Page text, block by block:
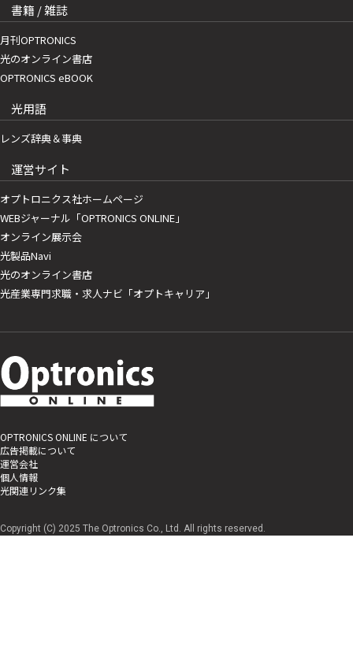
書籍 / 雑誌
月刊OPTRONICS
光のオンライン書店
OPTRONICS eBOOK
光用語
レンズ辞典＆事典
運営サイト
オプトロニクス社ホームページ
WEBジャーナル「OPTRONICS ONLINE」
オンライン展示会
光製品Navi
光のオンライン書店
光産業専門求職・求人ナビ「オプトキャリア」
OPTRONICS ONLINE について
広告掲載について
運営会社
個人情報
光関連リンク集
Copyright (C) 2025 The Optronics Co., Ltd. All rights reserved.